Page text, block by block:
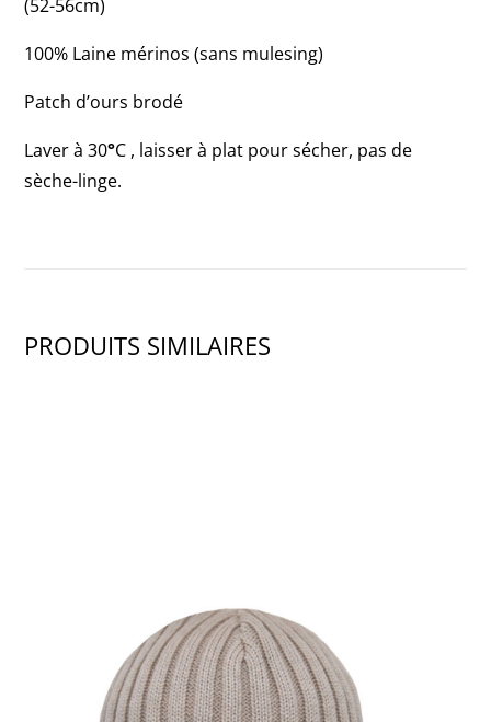
(52-56cm)
100% Laine mérinos (sans mulesing)
Patch d’ours brodé
Laver à 30°C , laisser à plat pour sécher, pas de
sèche-linge.
PRODUITS SIMILAIRES